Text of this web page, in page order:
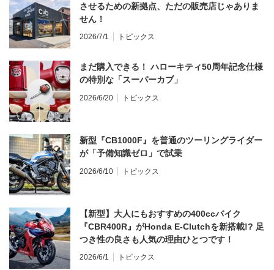
させるための新拠点、ただの販売店じゃありま
せん！
2026/7/1 トピックス
まだ購入できる！ ハローキティ50周年記念仕様
の特別な「スーパーカブ」
2026/6/20 トピックス
新型『CB1000F』を普通のツーリングライダー
が「予備知識ゼロ」で試乗
2026/6/10 トピックス
【新型】大人にもおすすめの400ccバイク
『CBR400R』がHonda E-Clutchを新搭載!? 足
つき性の良さも人気の理由ひとつです！
2026/6/1 トピックス